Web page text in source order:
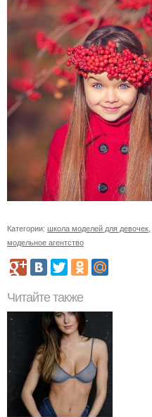
Категории: школа моделей для девочек
модельное агентство
Читайте также